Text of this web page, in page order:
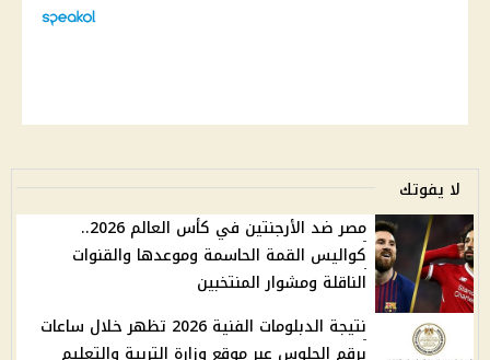
لا يفوتك
مصر ضد الأرجنتين في كأس العالم 2026..
كواليس القمة الحاسمة وموعدها والقنوات
الناقلة ومشوار المنتخبين
نتيجة الدبلومات الفنية 2026 تظهر خلال ساعات
برقم الجلوس عبر موقع وزارة التربية والتعليم